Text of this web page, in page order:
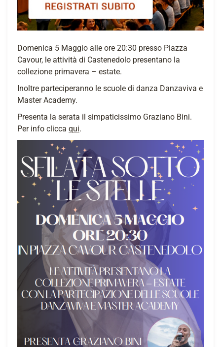
Domenica 5 Maggio alle ore 20:30 presso Piazza
Cavour, le attività di Castenedolo presentano la
collezione primavera – estate.
Inoltre parteciperanno le scuole di danza Danzaviva e
Master Academy.
Presenta la serata il simpaticissimo Graziano Bini.
Per info clicca qui.